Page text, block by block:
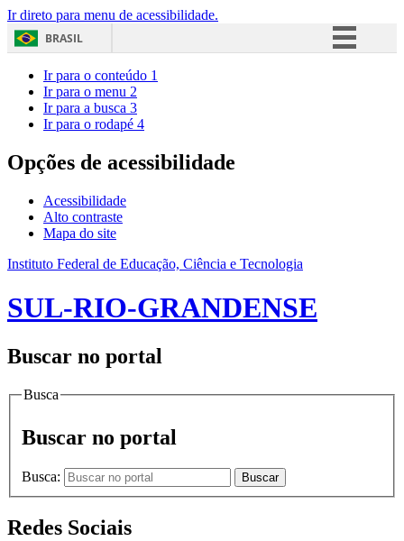
Ir direto para menu de acessibilidade.
BRASIL
Acesso à informação
Ir para o conteúdo 1
Ir para o menu 2
Ir para a busca 3
Ir para o rodapé 4
Opções de acessibilidade
Acessibilidade
Alto contraste
Mapa do site
Instituto Federal de Educação, Ciência e Tecnologia
SUL-RIO-GRANDENSE
Buscar no portal
Busca
Buscar no portal
Busca: Buscar
Redes Sociais